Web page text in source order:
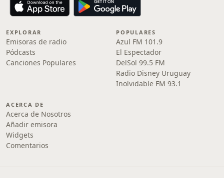
EXPLORAR
Emisoras de radio
Pódcasts
Canciones Populares
POPULARES
Azul FM 101.9
El Espectador
DelSol 99.5 FM
Radio Disney Uruguay
Inolvidable FM 93.1
ACERCA DE
Acerca de Nosotros
Añadir emisora
Widgets
Comentarios